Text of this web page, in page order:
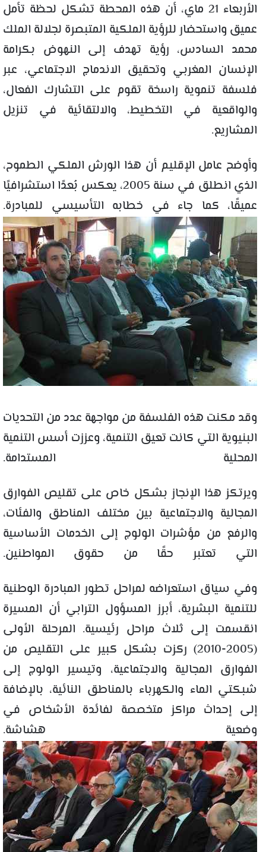
الأربعاء 21 ماي، أن هذه المحطة تشكل لحظة تأمل
عميق واستحضار للرؤية الملكية المتبصرة لجلالة الملك
محمد السادس، رؤية تهدف إلى النهوض بكرامة
الإنسان المغربي وتحقيق الاندماج الاجتماعي، عبر
فلسفة تنموية راسخة تقوم على التشارك الفعال،
والواقعية في التخطيط، والالتقائية في تنزيل
المشاريع.
وأوضح عامل الإقليم أن هذا الورش الملكي الطموح،
الذي انطلق في سنة 2005، يعكس بُعدًا استشرافيًا
عميقًا، كما جاء في خطابه التأسيسي للمبادرة.
وقد مكنت هذه الفلسفة من مواجهة عدد من التحديات
البنيوية التي كانت تعيق التنمية، وعززت أسس التنمية
المحلية المستدامة.
ويرتكز هذا الإنجاز بشكل خاص على تقليص الفوارق
المجالية والاجتماعية بين مختلف المناطق والفئات،
والرفع من مؤشرات الولوج إلى الخدمات الأساسية
التي تعتبر حقًا من حقوق المواطنين.
وفي سياق استعراضه لمراحل تطور المبادرة الوطنية
للتنمية البشرية، أبرز المسؤول الترابي أن المسيرة
انقسمت إلى ثلاث مراحل رئيسية. المرحلة الأولى
(2005-2010) ركزت بشكل كبير على التقليص من
الفوارق المجالية والاجتماعية، وتيسير الولوج إلى
شبكتي الماء والكهرباء بالمناطق النائية، بالإضافة
إلى إحداث مراكز متخصصة لفائدة الأشخاص في
وضعية هشاشة.